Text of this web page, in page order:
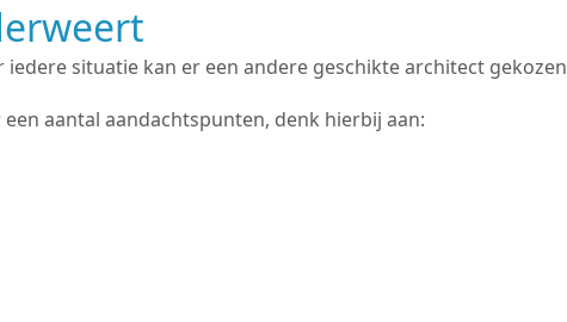
situatie kan er een andere geschikte architect gekozen
aantal aandachtspunten, denk hierbij aan: